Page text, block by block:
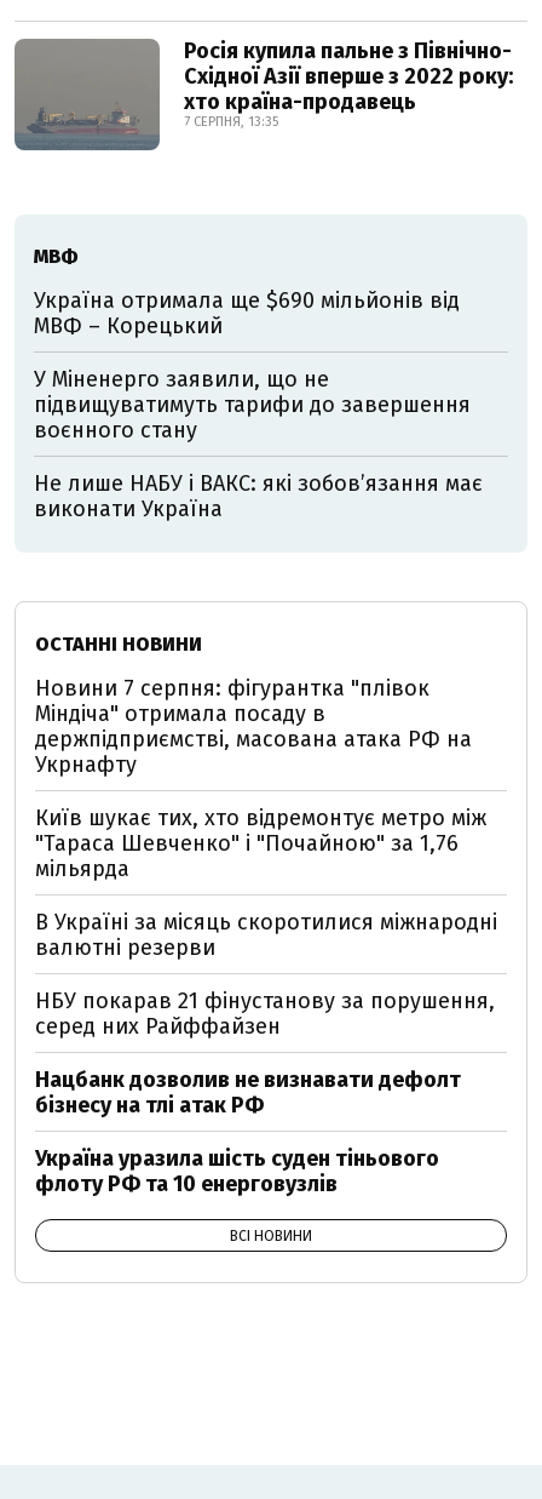
Росія купила пальне з Північно-
Східної Азії вперше з 2022 року:
хто країна-продавець
7 СЕРПНЯ, 13:35
МВФ
Україна отримала ще $690 мільйонів від
МВФ – Корецький
У Міненерго заявили, що не
підвищуватимуть тарифи до завершення
воєнного стану
Не лише НАБУ і ВАКС: які зобов’язання має
виконати Україна
ОСТАННІ НОВИНИ
Новини 7 серпня: фігурантка "плівок
Міндіча" отримала посаду в
держпідприємстві, масована атака РФ на
Укрнафту
Київ шукає тих, хто відремонтує метро між
"Тараса Шевченко" і "Почайною" за 1,76
мільярда
В Україні за місяць скоротилися міжнародні
валютні резерви
НБУ покарав 21 фінустанову за порушення,
серед них Райффайзен
Нацбанк дозволив не визнавати дефолт
бізнесу на тлі атак РФ
Україна уразила шість суден тіньового
флоту РФ та 10 енерговузлів
ВСІ НОВИНИ